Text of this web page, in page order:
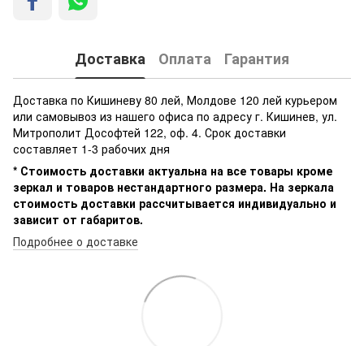
Доставка Оплата Гарантия
Доставка по Кишиневу 80 лей, Молдове 120 лей курьером
или самовывоз из нашего офиса по адресу г. Кишинев, ул.
Митрополит Дософтей 122, оф. 4. Срок доставки
составляет 1-3 рабочих дня
* Стоимость доставки актуальна на все товары кроме
зеркал и товаров нестандартного размера. На зеркала
стоимость доставки рассчитывается индивидуально и
зависит от габаритов.
Подробнее о доставке